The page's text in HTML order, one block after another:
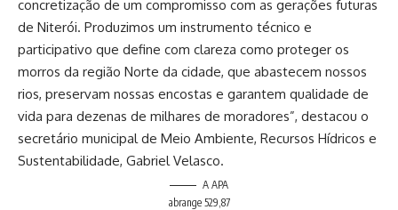
concretização de um compromisso com as gerações futuras
de Niterói. Produzimos um instrumento técnico e
participativo que define com clareza como proteger os
morros da região Norte da cidade, que abastecem nossos
rios, preservam nossas encostas e garantem qualidade de
vida para dezenas de milhares de moradores”, destacou o
secretário municipal de Meio Ambiente, Recursos Hídricos e
Sustentabilidade, Gabriel Velasco.
A APA
abrange 529,87